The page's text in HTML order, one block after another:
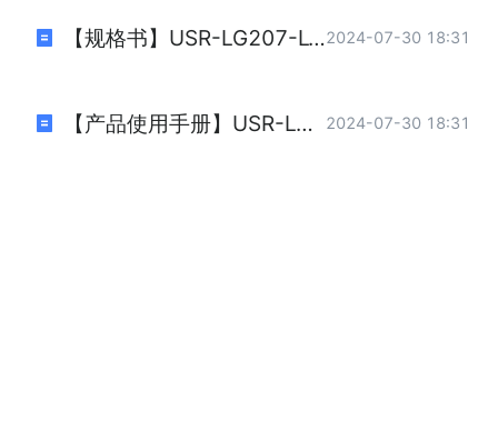
【规格书】USR-LG207-L-P 规格书 V1.pdf2024-07-30 18:31
【产品使用手册】USR-LG207-L-P 产品使用手册（简易版）.pdf 2024-07-30 18:31